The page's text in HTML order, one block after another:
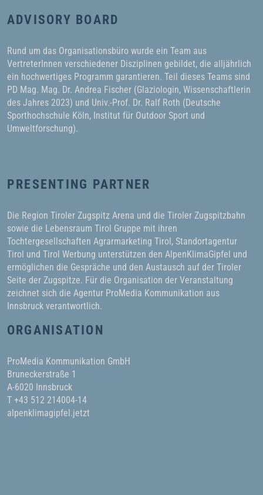
ADVISORY BOARD
Rund um das Organisationsbüro wurde ein Team aus
VertreterInnen verschiedener Disziplinen gebildet, die alljährlich
ein hochwertiges Programm garantieren. Teil dieses Teams sind
PD Mag. Mag. Dr. Andrea Fischer (Glaziologin, Wissenschaftlerin
des Jahres 2023) und Univ.-Prof. Dr. Ralf Roth (Deutsche
Sporthochschule Köln, Institut für Outdoor Sport und
Umweltforschung).
PRESENTING PARTNER
Die Region Tiroler Zugspitz Arena und die Tiroler Zugspitzbahn
sowie die Lebensraum Tirol Gruppe mit ihren
Tochtergesellschaften Agrarmarketing Tirol, Standortagentur
Tirol und Tirol Werbung unterstützen den AlpenKlimaGipfel und
ermöglichen die Gespräche und den Austausch auf der Tiroler
Seite der Zugspitze. Für die Organisation der Veranstaltung
zeichnet sich die Agentur ProMedia Kommunikation aus
Innsbruck verantwortlich.
ORGANISATION
ProMedia Kommunikation GmbH
Bruneckerstraße 1
A-6020 Innsbruck
T +43 512 214004-14
alpenklimagipfel.jetzt